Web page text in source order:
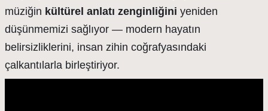
müziğin kültürel anlatı zenginliğini yeniden
düşünmemizi sağlıyor — modern hayatın
belirsizliklerini, insan zihin coğrafyasındaki
çalkantılarla birleştiriyor.